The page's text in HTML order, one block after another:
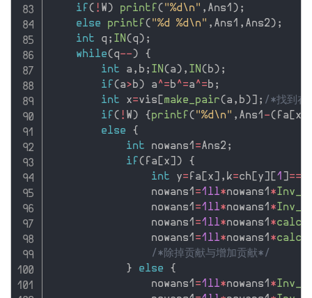
if ( ! W) printf ( "%d\n" , Ans1 ) ;
else
printf ( "%d %d\n" , Ans1 , Ans2) ;
int q ; IN(q) ;
while(q--)
{
int a , b ; IN(a) , IN(b) ;
if (a>b) a ^=b ^=a ^=b ;
int x=vis [make_pair(a , b)] ; /*找到在
if ( ! W) {printf ( "%d\n" , Ans1 -( fa [x
else
{
int nowans1 =Ans2 ;
if ( fa [x] )
{
int y= fa [x] , k=ch [y] [1 ] ==
                nowans1
=1ll*nowans1 *
                nowans1
=1ll*nowans1 *
                nowans1
=1ll*nowans1 *calc
                nowans1
=1ll*nowans1 *calc
/*除掉贡献与增加贡献*/
}
else
{
                nowans1
=1ll*nowans1 *